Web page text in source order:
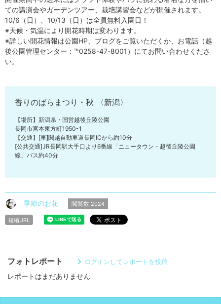
ての講演会やガーデンツアー、栽培講習会などが開催されます。
10/6（日）、10/13（日）は全員無料入園日！
※天候・気温により開花時期は変わります。
※詳しい開花情報は公園HP、ブログをご覧いただくか、お電話（越
後公園管理センター：℡0258-47-8001）にてお問い合わせくださ
い。
香りのばらまつり・秋 〈新潟〉
【場所】新潟県・国営越後丘陵公園
長岡市宮本東方町1950-1
【交通】[車]関越自動車道長岡ICから約10分
[公共交通]JR長岡駅大手口より6番線「ニュータウン・越後丘陵公園
線」バス約40分
季節のお花 閲覧数 2024
短縮URL
フォトレポート ログインしてレポートを投稿
レポートはまだありません